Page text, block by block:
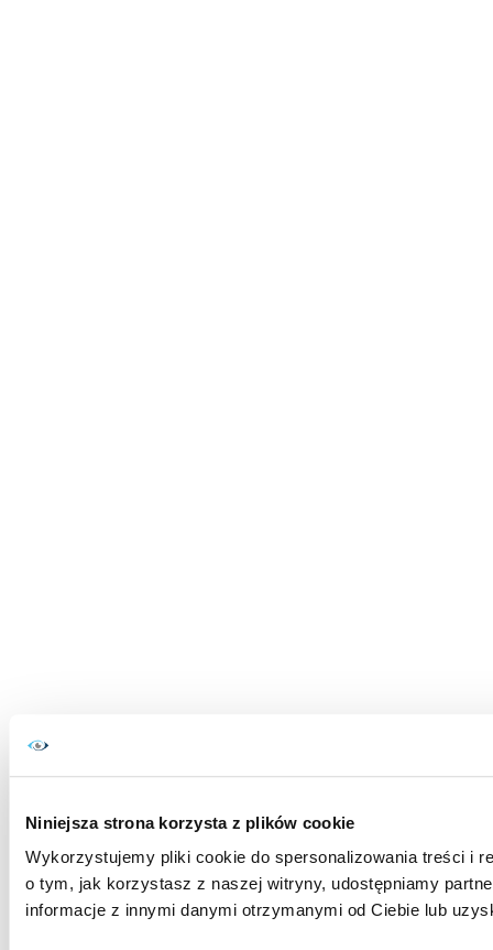
Niniejsza strona korzysta z plików cookie
Wykorzystujemy pliki cookie do spersonalizowania treści i
o tym, jak korzystasz z naszej witryny, udostępniamy
informacje z innymi danymi otrzymanymi od Ciebie lub